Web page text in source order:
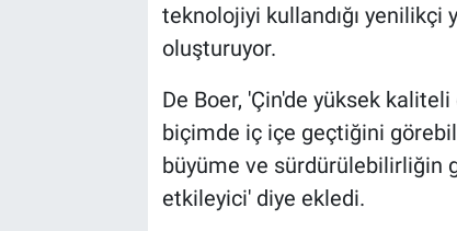
teknolojiyi kullandığı yenilikçi
oluşturuyor.
De Boer, 'Çin'de yüksek
biçimde iç içe geçtiğini
büyüme ve sürdürülebilirliğin
etkileyici' diye ekledi.